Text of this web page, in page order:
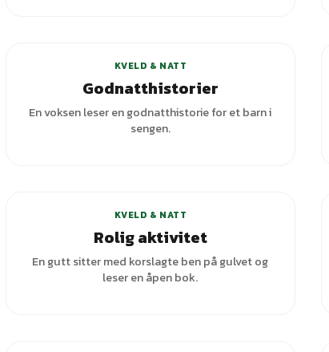
KVELD & NATT
Godnatthistorier
En voksen leser en godnatthistorie for et barn i
sengen.
KVELD & NATT
Rolig aktivitet
En gutt sitter med korslagte ben på gulvet og
leser en åpen bok.